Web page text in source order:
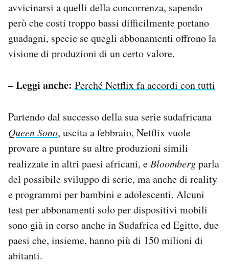
avvicinarsi a quelli della concorrenza, sapendo
però che costi troppo bassi difficilmente portano
guadagni, specie se quegli abbonamenti offrono la
visione di produzioni di un certo valore.
– Leggi anche: Perché Netflix fa accordi con tutti
Partendo dal successo della sua serie sudafricana
Queen Sono, uscita a febbraio, Netflix vuole
provare a puntare su altre produzioni simili
realizzate in altri paesi africani, eBloombergparla
del possibile sviluppo di serie, ma anche di reality
e programmi per bambini e adolescenti. Alcuni
test per abbonamenti solo per dispositivi mobili
sono già in corso anche in Sudafrica ed Egitto, due
paesi che, insieme, hanno più di 150 milioni di
abitanti.